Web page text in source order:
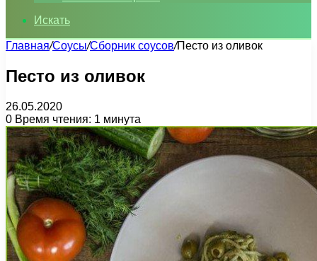
Искать
Главная/Соусы/Сборник соусов/Песто из оливок
Песто из оливок
26.05.2020
0 Время чтения: 1 минута